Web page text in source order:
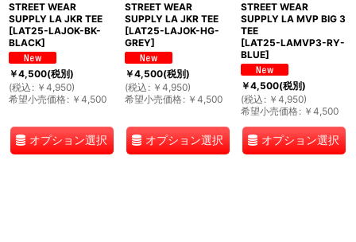
STREET WEAR
SUPPLY LA JKR TEE
[LAT25-LAJOK-BK-
BLACK]
￥4,500(税別)
(税込 : ￥ 4,950)
希望小売価格: ￥ 4,500
オプション選択
STREET WEAR
SUPPLY LA JKR TEE
[LAT25-LAJOK-HG-
GREY]
￥4,500(税別)
(税込 : ￥ 4,950)
希望小売価格: ￥ 4,500
オプション選択
STREET WEAR
SUPPLY LA MVP BIG 3
TEE
[LAT25-LAMVP3-RY-
BLUE]
￥4,500(税別)
(税込 : ￥ 4,950)
希望小売価格: ￥ 4,500
オプション選択